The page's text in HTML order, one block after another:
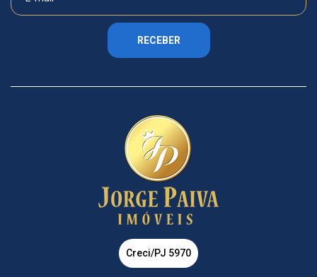
RECEBER
Creci/PJ 5970